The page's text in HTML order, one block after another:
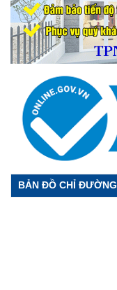
BẢN ĐỒ CHỈ ĐƯỜNG